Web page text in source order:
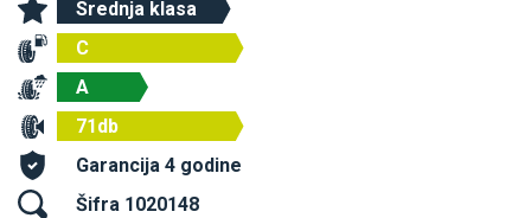
Srednja klasa
C
A
71db
Garancija 4 godine
Šifra 1020148